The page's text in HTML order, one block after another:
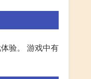
验。 游戏中有